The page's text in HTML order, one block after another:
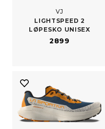
VJ
LIGHTSPEED 2
LØPESKO UNISEX
2899